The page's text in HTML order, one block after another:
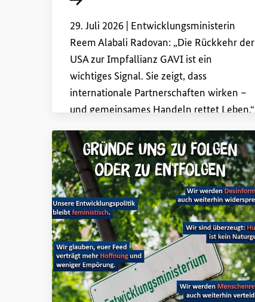
29. Juli 2026 | Entwicklungsministerin
Reem Alabali Radovan: „Die Rückkehr der
USA zur Impfallianz GAVI ist ein
wichtiges Signal. Sie zeigt, dass
internationale Partnerschaften wirken –
und gemeinsames Handeln rettet Leben.“